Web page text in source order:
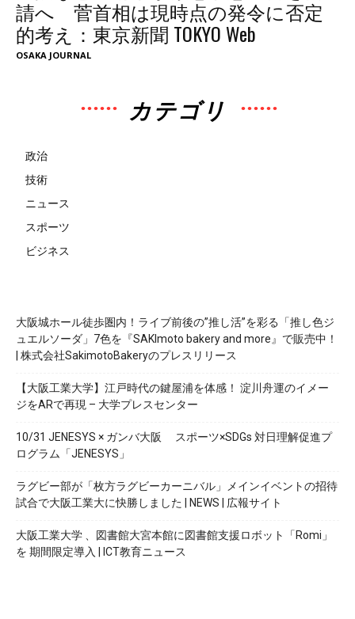
請へ 菅首相は現時点の発令に否定
的考え：東京新聞 TOKYO Web
OSAKA JOURNAL
カテゴリ
政治
技術
ニュース
スポーツ
ビジネス
大阪城ホール徒歩圏内！ライブ前後の”推し活”を彩る「推し色ジ
ュエルソーダ」7色を『SAKImoto bakery and more』で販売中！
| 株式会社SakimotoBakeryのプレスリリース
【大阪工業大学】江戸時代の鍵屋浦を体感！ 淀川舟運のイメー
ジをARで再現 – 大学プレスセンター
10/31 JENESYS × ガンバ大阪 スポーツ×SDGs 対日理解促進プ
ログラム「JENESYS」
ラグビー部が「枚方ラグビーカーニバル」メインイベントの招待
試合で大阪工業大に快勝しました | NEWS | 広報サイト
大阪工業大学 、図書館大宮本館に図書館支援ロボット「Romi」
を 期間限定導入 | ICT教育ニュース